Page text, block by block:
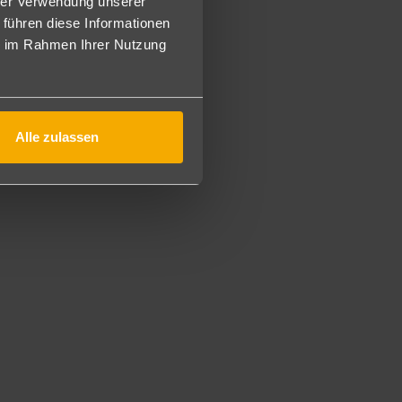
diese Informationen
Rahmen Ihrer Nutzung
Alle zulassen
stehen jeweils ein Flatscreen TV mit über
auch zur Alleinbenutzung (S1).
sharing Pool, buchbar ab 16 Jahren, befinden
und verfügen, bei sonst gleicher Ausstattung wie die
Juniorsuiten (2DJ/2JZ/DI/ZIP), buchbar ab 16 Jahren,
und verfügen, bei sonst gleicher Ausstattung